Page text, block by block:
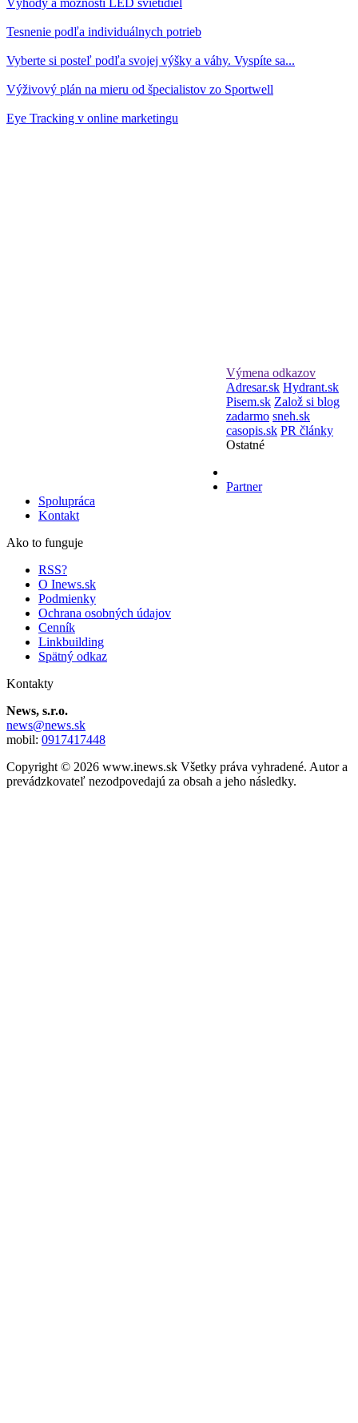
Tesnenie podľa individuálnych potrieb
Vyberte si posteľ podľa svojej výšky a váhy. Vyspíte sa...
Výživový plán na mieru od špecialistov zo Sportwell
Eye Tracking v online marketingu
Výmena odkazov
Adresar.sk Hydrant.sk
Pisem.sk Založ si blog
zadarmo sneh.sk
casopis.sk PR články
Ostatné
Partner
Spolupráca
Kontakt
Ako to funguje
RSS?
O Inews.sk
Podmienky
Ochrana osobných údajov
Cenník
Linkbuilding
Spätný odkaz
Kontakty
News, s.r.o.
news@news.sk
mobil: 0917417448
Copyright © 2026 www.inews.sk Všetky práva vyhradené. Autor a
prevádzkovateľ nezodpovedajú za obsah a jeho následky.